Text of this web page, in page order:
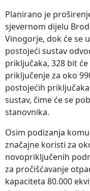
Planirano je
sjevernom dijelu
Vinogorje, dok će se
postojeći sustav
priključaka, 328 bit
priključenje za oko
postojećih
sustav, čime će se
stanovnika.
Osim podizanja
značajne koristi za
novopriključenih
za pročišćavanje
kapaciteta 80.000